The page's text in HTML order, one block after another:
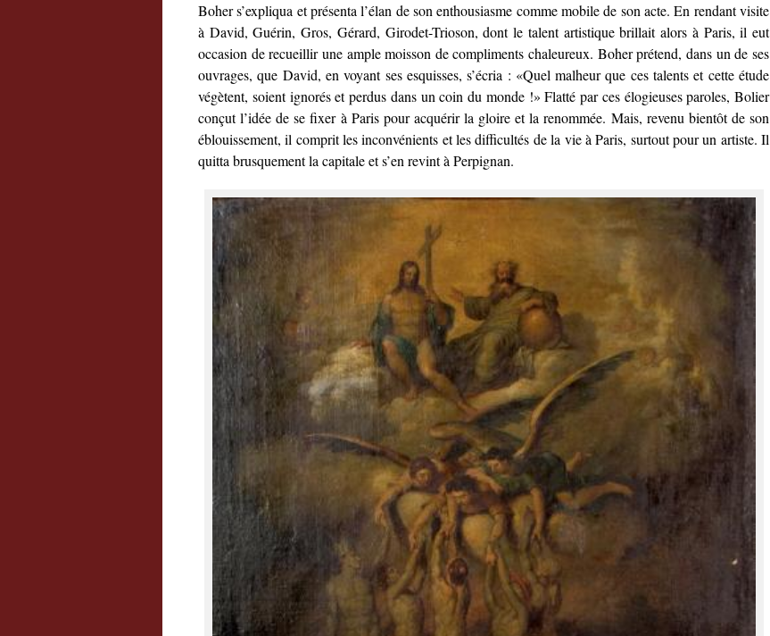
Boher s’expliqua et présenta l’élan de son enthousiasme comme mobile de son acte. En rendant visite
à David, Guérin, Gros, Gérard, Girodet-Trioson, dont le talent artistique brillait alors à Paris, il eut
occasion de recueillir une ample moisson de compliments chaleureux. Boher prétend, dans un de ses
ouvrages, que David, en voyant ses esquisses, s’écria : «Quel malheur que ces talents et cette étude
végètent, soient ignorés et perdus dans un coin du monde !» Flatté par ces élogieuses paroles, Bolier
conçut l’idée de se fixer à Paris pour acquérir la gloire et la renommée. Mais, revenu bientôt de son
éblouissement, il comprit les inconvénients et les difficultés de la vie à Paris, surtout pour un artiste. Il
quitta brusquement la capitale et s’en revint à Perpignan.